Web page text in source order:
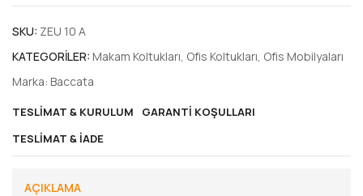
SKU: ZEU 10 A
KATEGORILER: Makam Koltukları, Ofis Koltukları, Ofis Mobilyaları
Marka: Baccata
TESLIMAT & KURULUM
GARANTI KOŞULLARI
TESLIMAT & İADE
AÇIKLAMA